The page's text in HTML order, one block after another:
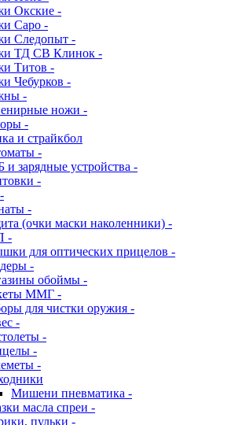
Окские -
Саро -
Следопыт -
ТД СВ Клинок -
Титов -
Чебурков -
-
ножи -
-
и страйкбол
-
и зарядные устройства -
-
-
(очки маски наколенники) -
-
для оптических прицелов -
-
обоймы -
ММГ -
для чистки оружия -
-
-
-
-
Мишени пневматика -
масла спреи -
пульки -